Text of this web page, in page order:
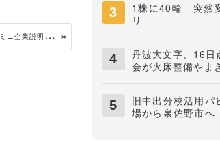
雇
用のマッチングに期待 少人数で安心、ミニ企業説明会 ハローワーク福知山
1株に40輪 突然
リ
丹波大文字、16
会が火床整備やま
旧中出分校活用パ
場から泉佐野市